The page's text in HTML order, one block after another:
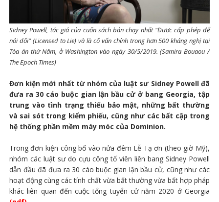
Sidney Powell, tác giả của cuốn sách bán chạy nhất "Được cấp phép để
nói dối" (Licensed to Lie) và là cố vấn chính trong hơn 500 kháng nghị tại
Tòa án thứ Năm, ở Washington vào ngày 30/5/2019. (Samira Bouaou /
The Epoch Times)
Đơn kiện mới nhất từ nhóm của luật sư Sidney Powell đã
đưa ra 30 cáo buộc gian lận bầu cử ở bang Georgia, tập
trung vào tình trạng thiếu bảo mật, những bất thường
và sai sót trong kiểm phiếu, cũng như các bất cập trong
hệ thống phần mềm máy móc của Dominion.
Trong đơn kiện công bố vào nửa đêm Lễ Tạ ơn (theo giờ Mỹ),
nhóm các luật sư do cựu công tố viên liên bang Sidney Powell
dẫn đầu đã đưa ra 30 cáo buộc gian lận bầu cử, cũng như các
hoạt động cùng các tính chất vừa bất thường vừa bất hợp pháp
khác liên quan đến cuộc tổng tuyển cử năm 2020 ở Georgia